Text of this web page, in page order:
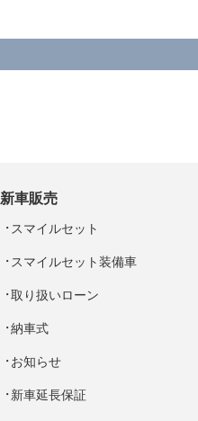
新車販売
スマイルセット
スマイルセット装備車
取り扱いローン
納車式
お知らせ
新車延長保証